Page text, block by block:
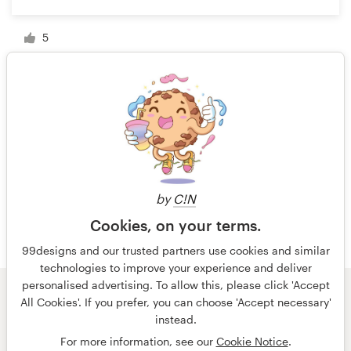
by C!N
Cookies, on your terms.
99designs and our trusted partners use cookies and similar
technologies to improve your experience and deliver
personalised advertising. To allow this, please click 'Accept
All Cookies'. If you prefer, you can choose 'Accept necessary'
instead.
For more information, see our Cookie Notice.
5
1 van 2
© 99designs
door Vista
Algemene voorwaarden